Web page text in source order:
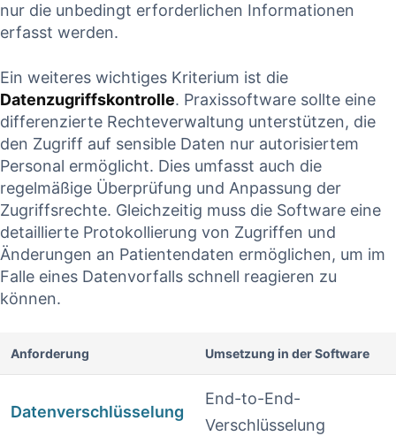
nur die‌ unbedingt erforderlichen Informationen⁤
erfasst ⁢werden.
Ein weiteres wichtiges Kriterium ist‍ die
Datenzugriffskontrolle. Praxissoftware sollte ⁤eine⁤
differenzierte ‌Rechteverwaltung unterstützen, die
den⁤ Zugriff auf sensible Daten nur autorisiertem
Personal​ ermöglicht. Dies‌ umfasst auch die
regelmäßige Überprüfung und⁢ Anpassung der
Zugriffsrechte. Gleichzeitig muss die ‍Software eine
⁣detaillierte Protokollierung von Zugriffen und
Änderungen⁢ an Patientendaten ⁢ermöglichen, um ⁢im
Falle eines Datenvorfalls schnell ⁢reagieren zu
können.
Anforderung Umsetzung in der Software
Datenverschlüsselung
End-to-End-
Verschlüsselung